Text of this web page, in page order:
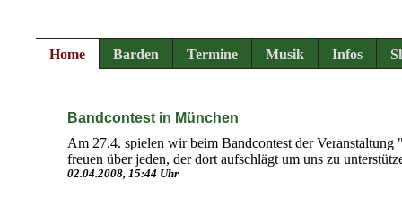
Home Barden Termine Musik Infos
Bandcontest in München
Am 27.4. spielen wir beim Bandcontest der
freuen über jeden, der dort aufschlägt um uns zu
02.04.2008, 15:44 Uhr